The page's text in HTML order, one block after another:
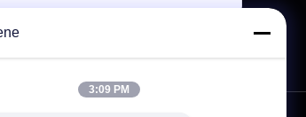
3:09 PM